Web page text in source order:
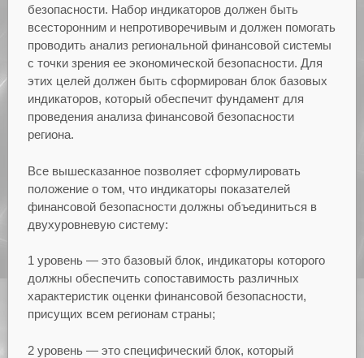
безопасности. Набор индикаторов должен быть
всесторонним и непротиворечивым и должен помогать
проводить анализ региональной финансовой системы
с точки зрения ее экономической безопасности. Для
этих целей должен быть сформирован блок базовых
индикаторов, который обеспечит фундамент для
проведения анализа финансовой безопасности
региона.
Все вышесказанное позволяет сформулировать
положение о том, что индикаторы показателей
финансовой безопасности должны объединиться в
двухуровневую систему:
1 уровень — это базовый блок, индикаторы которого
должны обеспечить сопоставимость различных
характеристик оценки финансовой безопасности,
присущих всем регионам страны;
2 уровень — это специфический блок, который